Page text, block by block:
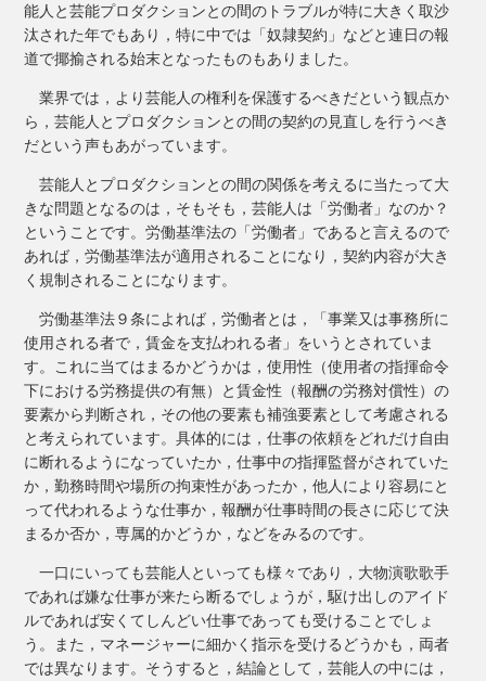
能人と芸能プロダクションとの間のトラブルが特に大きく取沙
汰された年でもあり，特に中では「奴隷契約」などと連日の報
道で揶揄される始末となったものもありました。
業界では，より芸能人の権利を保護するべきだという観点か
ら，芸能人とプロダクションとの間の契約の見直しを行うべき
だという声もあがっています。
芸能人とプロダクションとの間の関係を考えるに当たって大
きな問題となるのは，そもそも，芸能人は「労働者」なのか？
ということです。労働基準法の「労働者」であると言えるので
あれば，労働基準法が適用されることになり，契約内容が大き
く規制されることになります。
労働基準法９条によれば，労働者とは，「事業又は事務所に
使用される者で，賃金を支払われる者」をいうとされていま
す。これに当てはまるかどうかは，使用性（使用者の指揮命令
下における労務提供の有無）と賃金性（報酬の労務対償性）の
要素から判断され，その他の要素も補強要素として考慮される
と考えられています。具体的には，仕事の依頼をどれだけ自由
に断れるようになっていたか，仕事中の指揮監督がされていた
か，勤務時間や場所の拘束性があったか，他人により容易にと
って代われるような仕事か，報酬が仕事時間の長さに応じて決
まるか否か，専属的かどうか，などをみるのです。
一口にいっても芸能人といっても様々であり，大物演歌歌手
であれば嫌な仕事が来たら断るでしょうが，駆け出しのアイド
ルであれば安くてしんどい仕事であっても受けることでしょ
う。また，マネージャーに細かく指示を受けるどうかも，両者
では異なります。そうすると，結論として，芸能人の中には，